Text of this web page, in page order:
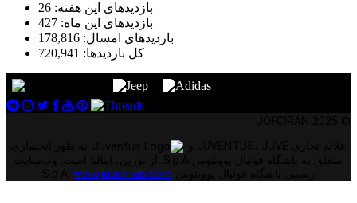
بازدیدهای این هفته: 26
بازدیدهای این ماه: 427
بازدیدهای امسال: 178,816
کل بازدیدها: 720,941
www.juventus.com